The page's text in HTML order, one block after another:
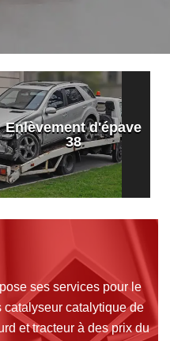
Enlèvement d'épave
38
ses services pour le
catalyseur catalytique de
et tracteur à des prix du